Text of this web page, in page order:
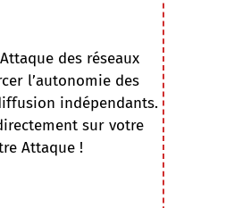
des réseaux
l’autonomie des
indépendants.
sur votre
Attaque !